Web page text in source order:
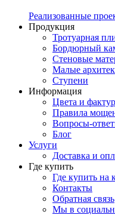
Реализованные
Продукция
Тротуарная
Бордюрный
Стеновые
Малые
Ступени
Информация
Цвета и
Правила
Вопросы-
Блог
Услуги
Доставка и
Где купить
Где купить на
Контакты
Обратная связь
Мы в